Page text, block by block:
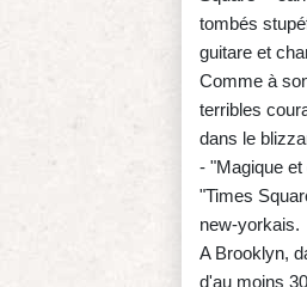
tombés
guitare et
Comme à
terribles
dans le
- "Magique et
"Times
new-yorkais.
A Brooklyn,
d'au moins